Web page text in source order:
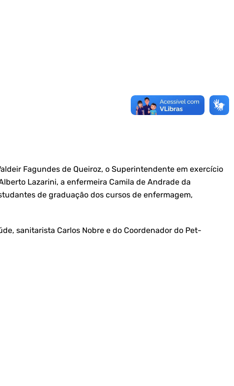
Fagundes de Queiroz, o Superintendente em exercício
Lazarini, a enfermeira Camila de Andrade da
de graduação dos cursos de enfermagem,
sanitarista Carlos Nobre e do Coordenador do Pet-